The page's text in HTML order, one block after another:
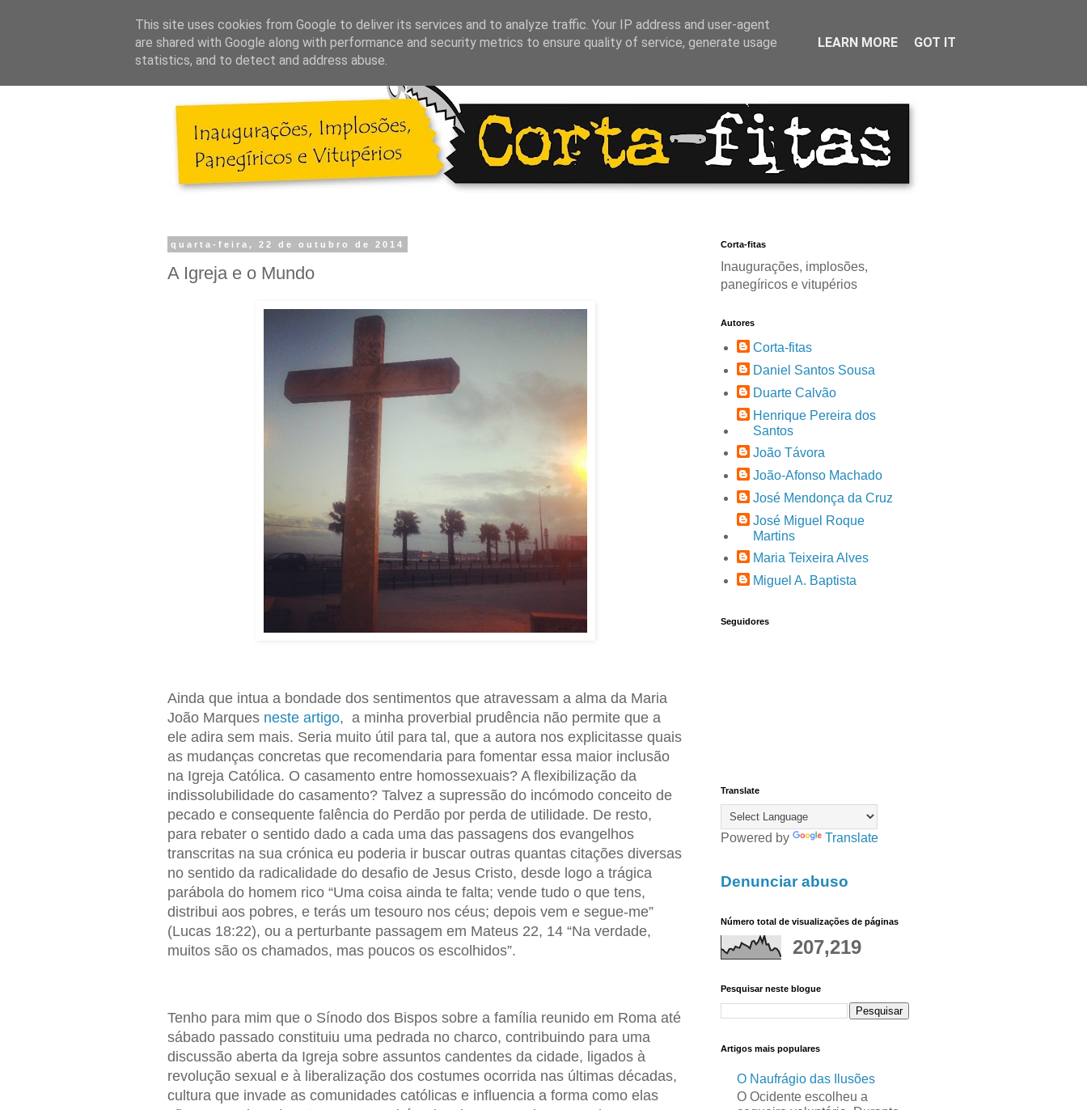
quarta-feira, 22 de outubro de 2014
A Igreja e o Mundo
Ainda que intua a bondade dos sentimentos que atravessam a alma da Maria
João Marques neste artigo, a minha proverbial prudência não permite que a
ele adira sem mais. Seria muito útil para tal, que a autora nos explicitasse quais
as mudanças concretas que recomendaria para fomentar essa maior inclusão
na Igreja Católica. O casamento entre homossexuais? A flexibilização da
indissolubilidade do casamento? Talvez a supressão do incómodo conceito de
pecado e consequente falência do Perdão por perda de utilidade. De resto,
para rebater o sentido dado a cada uma das passagens dos evangelhos
transcritas na sua crónica eu poderia ir buscar outras quantas citações diversas
no sentido da radicalidade do desafio de Jesus Cristo, desde logo a trágica
parábola do homem rico “Uma coisa ainda te falta; vende tudo o que tens,
distribui aos pobres, e terás um tesouro nos céus; depois vem e segue-me”
(Lucas 18:22), ou a perturbante passagem em Mateus 22, 14 “Na ver­dade,
muitos são os chamados, mas poucos os esco­lhidos”.
Tenho para mim que o Sínodo dos Bispos sobre a família reunido em Roma até
sábado passado constituiu uma pedrada no charco, contribuindo para uma
discussão aberta da Igreja sobre assuntos candentes da cidade, ligados à
revolução sexual e à liberalização dos costumes ocorrida nas últimas décadas,
cultura que invade as comunidades católicas e influencia a forma como elas
Corta-fitas
Inaugurações, implosões,
panegíricos e vitupérios
Autores
Corta-fitas
Daniel Santos Sousa
Duarte Calvão
Henrique Pereira dos
Santos
João Távora
João-Afonso Machado
José Mendonça da Cruz
José Miguel Roque
Martins
Maria Teixeira Alves
Miguel A. Baptista
Seguidores
Translate
Powered by Translate
Denunciar abuso
Número total de visualizações de páginas
207,219
Pesquisar neste blogue
Artigos mais populares
O Naufrágio das Ilusões
O Ocidente escolheu a
This site uses cookies from Google to deliver its services and to analyze traffic. Your IP address and user-agent
are shared with Google along with performance and security metrics to ensure quality of service, generate usage
statistics, and to detect and address abuse.
LEARN MORE GOT IT